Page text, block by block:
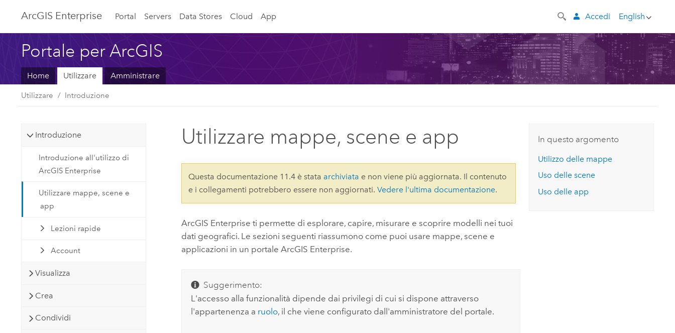
ArcGIS Enterprise Portal Servers Data Stores Cloud App English
Accedi
Portale per ArcGIS
Home Utilizzare Amministrare
Utilizzare Introduzione
Introduzione
Introduzione all'utilizzo di
ArcGIS Enterprise
Utilizzare mappe, scene e
app
Lezioni rapide
Account
Visualizza
Crea
Condividi
Utilizzare mappe, scene e app
Questa documentazione 11.4 è stata archiviata e non viene più aggiornata. Il contenuto
e i collegamenti potrebbero essere non aggiornati.Vedere l'ultima documentazione.
ArcGIS Enterprise ti permette di esplorare, capire, misurare e scoprire modelli nei tuoi
dati geografici. Le sezioni seguenti riassumono come puoi usare mappe, scene e
applicazioni in un portaleArcGIS Enterprise.
Suggerimento:
L'accesso alla funzionalità dipende dai privilegi di cui si dispone attraverso
l'appartenenza a ruolo, il che viene configurato dall'amministratore del portale.
In questo argomento
Utilizzo delle mappe
Uso delle scene
Uso delle app